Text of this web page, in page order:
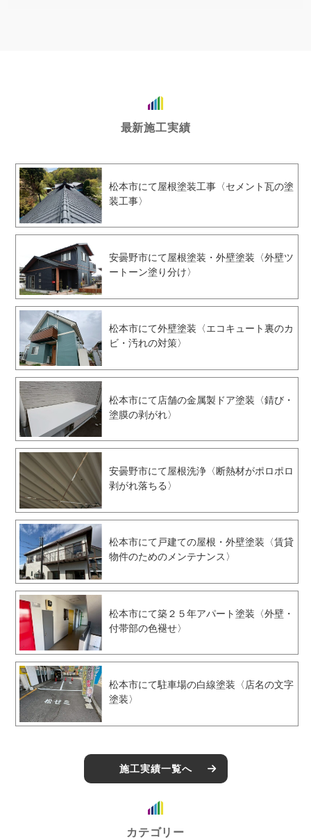
最新施工実績
松本市にて屋根塗装工事〈セメント瓦の塗
装工事〉
安曇野市にて屋根塗装・外壁塗装〈外壁ツ
ートーン塗り分け〉
松本市にて外壁塗装〈エコキュート裏のカ
ビ・汚れの対策〉
松本市にて店舗の金属製ドア塗装〈錆び・
塗膜の剥がれ〉
安曇野市にて屋根洗浄〈断熱材がポロポロ
剥がれ落ちる〉
松本市にて戸建ての屋根・外壁塗装〈賃貸
物件のためのメンテナンス〉
松本市にて築２５年アパート塗装〈外壁・
付帯部の色褪せ〉
松本市にて駐車場の白線塗装〈店名の文字
塗装〉
施工実績一覧へ
カテゴリー